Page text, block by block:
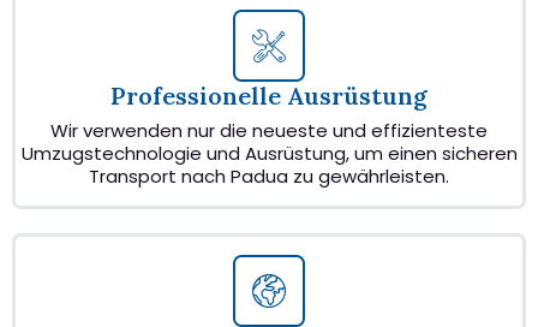
Professionelle Ausrüstung
Wir verwenden nur die neueste und effizienteste
Umzugstechnologie und Ausrüstung, um einen sicheren
Transport nach Padua zu gewährleisten.